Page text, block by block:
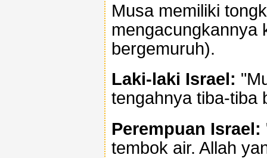
Musa memiliki
mengacungkannya
bergemuruh).
Laki-laki Israel:
tengahnya tiba-tiba
Perempuan Israel:
tembok air. Allah